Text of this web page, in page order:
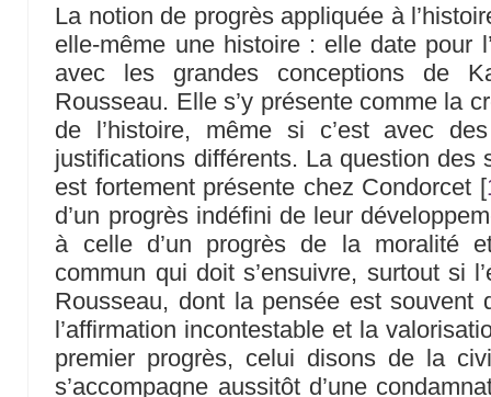
La notion de progrès appliquée à
elle-même une histoire : elle date pour
avec les grandes conceptions de
Rousseau. Elle s’y présente comme la
de l’histoire, même si c’est avec
justifications différents. La question des
est fortement présente chez Condorcet [
d’un progrès indéfini de leur
à celle d’un progrès de la moralité
commun qui doit s’ensuivre, surtout si
Rousseau, dont la pensée est souvent
l’affirmation incontestable et la
premier progrès, celui disons de la
s’accompagne aussitôt d’une